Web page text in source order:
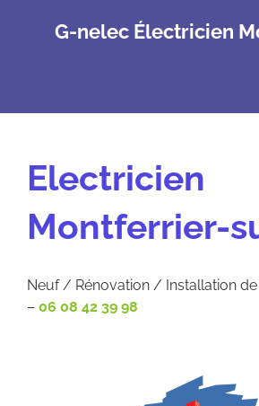
G-nelec Électricien
Electricien
Montferrier-
Neuf / Rénovation / Installation
– 06 08 42 39 98